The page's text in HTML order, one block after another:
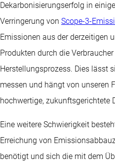
Dekarbonisierungserfolg in
Verringerung von Scope-3-
Emissionen aus der derzeitigen
Produkten durch die
Herstellungsprozess. Dies lässt
messen und hängt von unseren
hochwertige, zukunftsgerichtete
Eine weitere Schwierigkeit
Erreichung von
benötigt und sich die mit dem